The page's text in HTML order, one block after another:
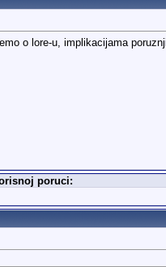
o lore-u, implikacijama
poruci: